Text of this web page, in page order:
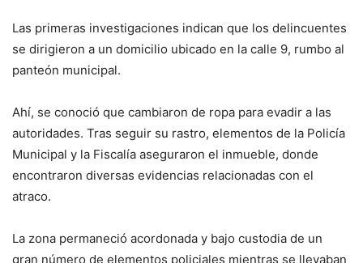
Las primeras investigaciones indican que los delincuentes
se dirigieron a un domicilio ubicado en la calle 9, rumbo al
panteón municipal.
Ahí, se conoció que cambiaron de ropa para evadir a las
autoridades. Tras seguir su rastro, elementos de la Policía
Municipal y la Fiscalía aseguraron el inmueble, donde
encontraron diversas evidencias relacionadas con el
atraco.
La zona permaneció acordonada y bajo custodia de un
gran número de elementos policiales mientras se llevaban